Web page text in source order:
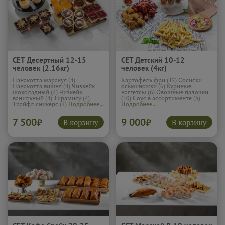
СЕТ Десертный 12-15
человек (2.16кг)
Панакотта маракуя (4)
Панакотта вишня (4) Чизкейк
шоколадный (4) Чизкейк
ванильный (4) Тирамису (4)
Трайфл сникерс (4) Подробнее...
7 500₽ В корзину
СЕТ Детский 10-12
человек (4кг)
Картофель фри (12) Сосиски
осьминожки (6) Куриные
наггетсы (6) Овощные палочки
(10) Соус в ассортименте (5)
Подробнее...
9 000₽ В корзину